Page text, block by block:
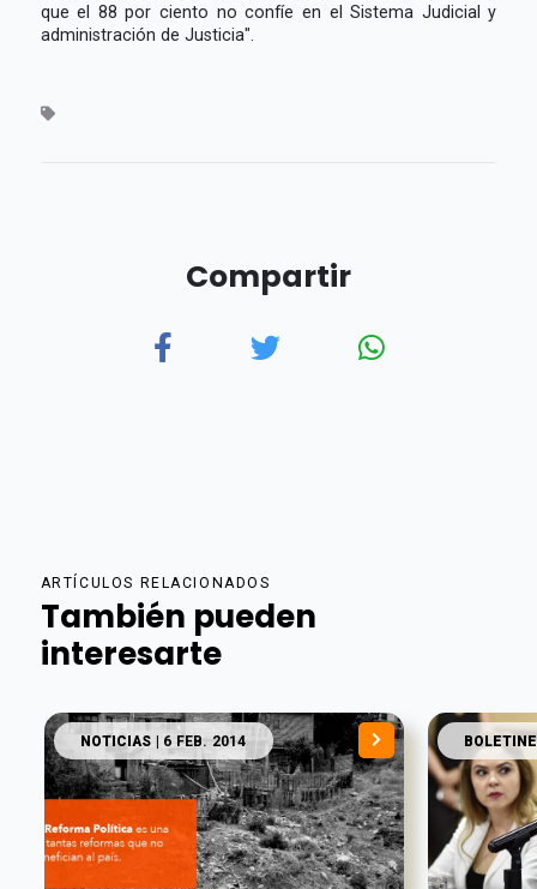
que el 88 por ciento no confíe en el Sistema Judicial y
administración de Justicia".
Compartir
ARTÍCULOS RELACIONADOS
También pueden
interesarte
NOTICIAS | 6 FEB. 2014